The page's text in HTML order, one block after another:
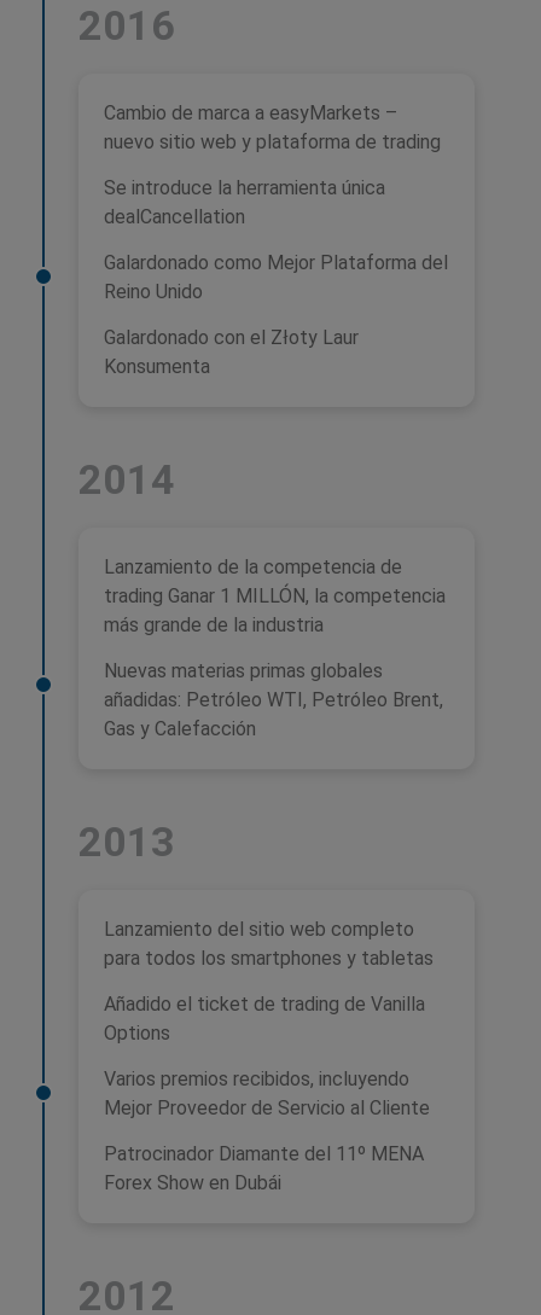
Cambio de marca a easyMarkets –
nuevo sitio web y plataforma de trading
Se introduce la herramienta única
dealCancellation
Galardonado como Mejor Plataforma del
Reino Unido
Galardonado con el Złoty Laur
Konsumenta
2016
Lanzamiento de la competencia de
trading Ganar 1 MILLÓN, la competencia
más grande de la industria
Nuevas materias primas globales
añadidas: Petróleo WTI, Petróleo Brent,
Gas y Calefacción
2014
Lanzamiento del sitio web completo
para todos los smartphones y tabletas
Añadido el ticket de trading de Vanilla
Options
Varios premios recibidos, incluyendo
Mejor Proveedor de Servicio al Cliente
Patrocinador Diamante del 11º MENA
Forex Show en Dubái
2013
2012